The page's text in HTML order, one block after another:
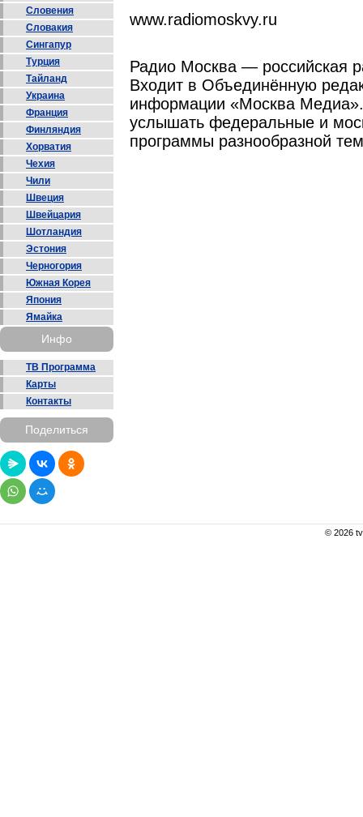
Словения
Словакия
Сингапур
Турция
Тайланд
Украина
Франция
Финляндия
Хорватия
Чехия
Чили
Швеция
Швейцария
Шотландия
Эстония
Черногория
Южная Корея
Япония
Ямайка
Инфо
ТВ Программа
Карты
Контакты
Поделиться
www.radiomoskvy.ru
Радио Москва — российская
Входит в Объединённую
информации «Москва
услышать федеральные и
программы разнообразной
© 2026